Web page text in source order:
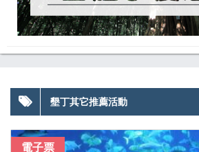
墾丁其它推薦活動
電子票